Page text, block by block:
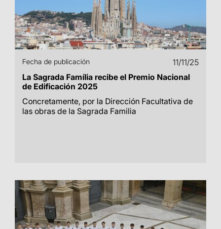
Fecha de publicación
11/11/25
La Sagrada Família recibe el Premio Nacional
de Edificación 2025
Concretamente, por la Dirección Facultativa de
las obras de la Sagrada Familia